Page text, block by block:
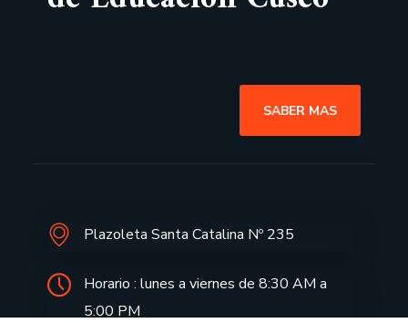
SABER MAS
Plazoleta Santa Catalina Nº 235
Horario : lunes a viernes de 8:30 AM a
5:00 PM